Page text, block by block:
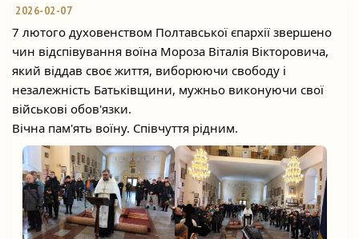
2026-02-07
7 лютого духовенством Полтавської єпархії звершено
чин відспівування воїна Мороза Віталія Вікторовича,
який віддав своє життя, виборюючи свободу і
незалежність Батьківщини, мужньо виконуючи свої
військові обов'язки.
Вічна пам'ять воїну. Співчуття рідним.